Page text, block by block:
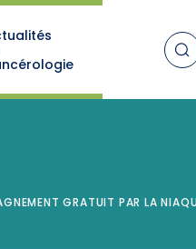
GRATUIT PAR LA